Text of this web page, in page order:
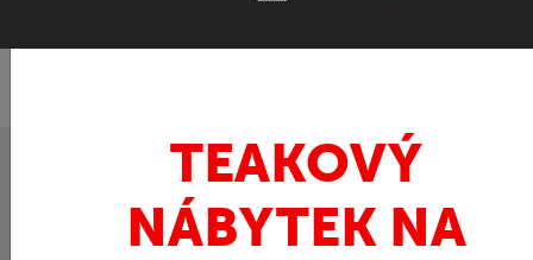
TEAKOVÝ
NÁBYTEK NA
FaKOPA.cz - nábytek z teaku»Ratan»Křeslo